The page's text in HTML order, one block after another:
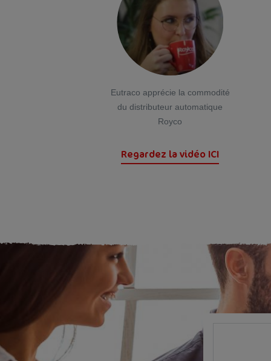
Eutraco apprécie la commodité
du distributeur automatique
Royco
Regardez la vidéo ICI